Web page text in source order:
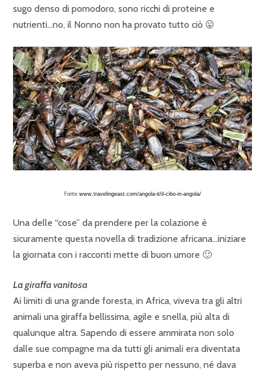
sugo denso di pomodoro, sono ricchi di proteine e
nutrienti…no, il Nonno non ha provato tutto ciò 😛
Fonte: www.travelingeast.com/angola-it/il-cibo-in-angola/
Una delle “cose” da prendere per la colazione è
sicuramente questa novella di tradizione africana…iniziare
la giornata con i racconti mette di buon umore 🙂
La giraffa vanitosa
Ai limiti di una grande foresta, in Africa, viveva tra gli altri
animali una giraffa bellissima, agile e snella, più alta di
qualunque altra. Sapendo di essere ammirata non solo
dalle sue compagne ma da tutti gli animali era diventata
superba e non aveva più rispetto per nessuno, né dava